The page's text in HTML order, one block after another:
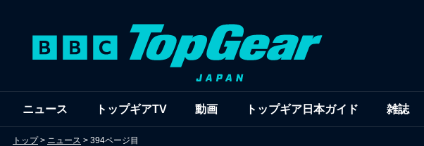
ニュース トップギアTV 動画 トップギア日本ガイド 雑誌
トップ > ニュース > 394ページ目